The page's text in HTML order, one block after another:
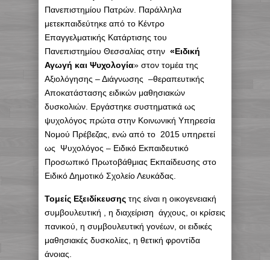
Πανεπιστημίου Πατρών. Παράλληλα
μετεκπαιδεύτηκε από το Κέντρο
Επαγγελματικής Κατάρτισης του
Πανεπιστημίου Θεσσαλίας στην «Ειδική
Αγωγή και Ψυχολογία» στον τομέα της
Αξιολόγησης – Διάγνωσης –θεραπευτικής
Αποκατάστασης ειδικών μαθησιακών
δυσκολιών. Εργάστηκε συστηματικά ως
ψυχολόγος πρώτα στην Κοινωνική Υπηρεσία
Νομού Πρέβεζας, ενώ από το 2015 υπηρετεί
ως Ψυχολόγος – Ειδικό Εκπαιδευτικό
Προσωπικό Πρωτοβάθμιας Εκπαίδευσης στο
Ειδικό Δημοτικό Σχολείο Λευκάδας.
Τομείς Εξειδίκευσης της είναι η οικογενειακή
συμβουλευτική , η διαχείριση άγχους, οι κρίσεις
πανικού, η συμβουλευτική γονέων, οι ειδικές
μαθησιακές δυσκολίες, η θετική φροντίδα
άνοιας.